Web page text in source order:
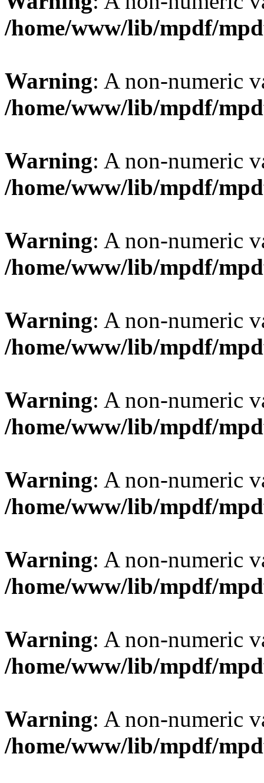
/home/www/lib/mpdf/
Warning: A non-numeric
/home/www/lib/mpdf/
Warning: A non-numeric
/home/www/lib/mpdf/
Warning: A non-numeric
/home/www/lib/mpdf/
Warning: A non-numeric
/home/www/lib/mpdf/
Warning: A non-numeric
/home/www/lib/mpdf/
Warning: A non-numeric
/home/www/lib/mpdf/
Warning: A non-numeric
/home/www/lib/mpdf/
Warning: A non-numeric
/home/www/lib/mpdf/
Warning: A non-numeric
/home/www/lib/mpdf/